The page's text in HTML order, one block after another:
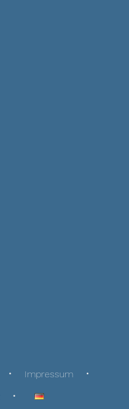
Impressum